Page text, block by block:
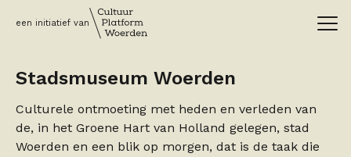
een initiatief van
Stadsmuseum Woerden
Culturele ontmoeting met heden en verleden van
de, in het Groene Hart van Holland gelegen, stad
Woerden en een blik op morgen, dat is de taak die